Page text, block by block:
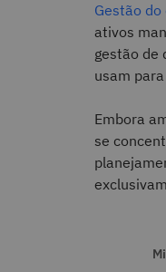
Gestão do
ativos
gestão de
usam
Embora
se